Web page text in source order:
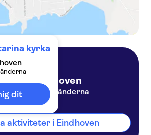
kyrka
dit
Eindhoven
Nederländerna
aktiviteter i Eindhoven